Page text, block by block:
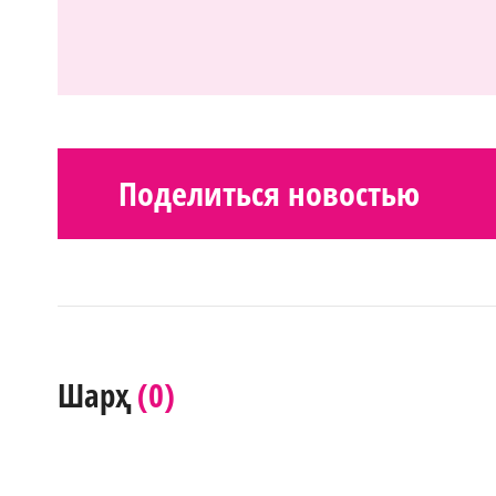
Поделиться новостью
Шарҳ(0)